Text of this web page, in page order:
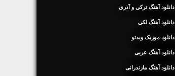
دانلود آهنگ ترکی و آذری
دانلود آهنگ لکی
دانلود موزیک ویدئو
دانلود آهنگ عربی
دانلود آهنگ مازندرانی